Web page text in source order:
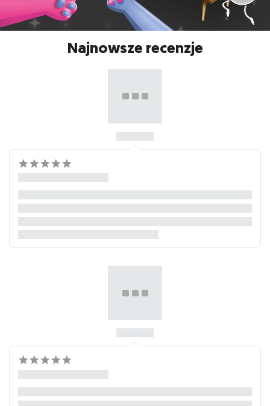
Najnowsze recenzje